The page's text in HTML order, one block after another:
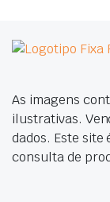
As imagens
ilustrativas.
dados. Este
consulta de